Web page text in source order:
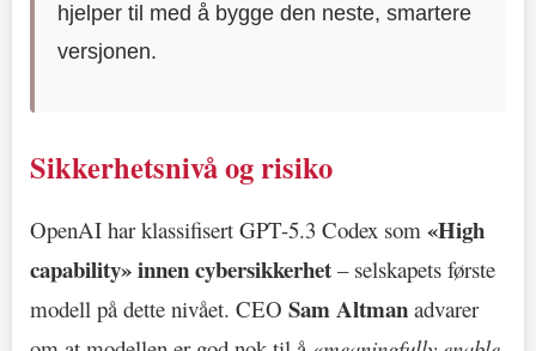
hjelper til med å bygge den neste, smartere
versjonen.
Sikkerhetsnivå og risiko
OpenAI har klassifisert GPT-5.3 Codex som «High
capability» innen cybersikkerhet – selskapets første
modell på dette nivået. CEO Sam Altman advarer